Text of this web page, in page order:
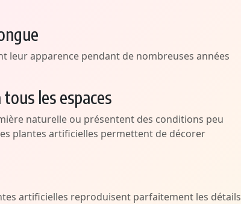
leur apparence pendant de nombreuses années
les espaces
naturelle ou présentent des conditions peu
plantes artificielles permettent de décorer
artificielles reproduisent parfaitement les détails